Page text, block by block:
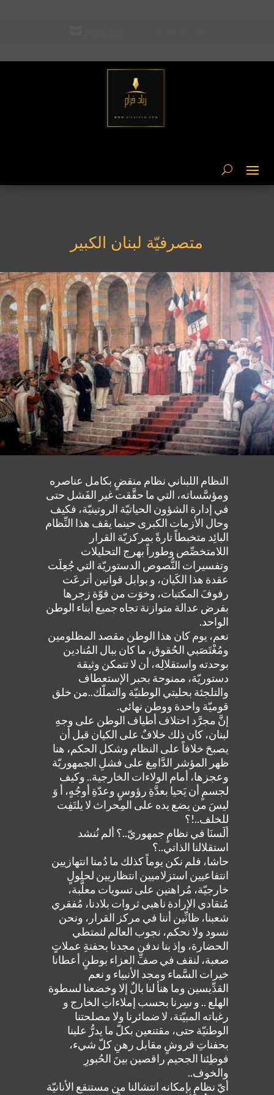
متصرفيّة لبنان الكبير
النظام اللبناني نظام منقضٍ بكامل عناصره
ومؤسَّساته، التي ما حقَّقت غير الفَشل حتى
في إدارة الشؤون الحياتيّة الروتينيّة، فكيف
وحال الأزمات الكبرى حينما يقف هذا النِّظام
البائِد متخبطاً تارةً بمركزيّة القرار
اللامتخصِّص وطوراً بهرج التحليلات
وتفسيرات النُّصوص الدستوريّة التي جُعِلَت
عقدة هذا الكَيان، و بوابل قوانين أترعَت
رفوفَ المكتبات، وخوَت من قوّة زجرها
بفرض عدالة متوازنة تجاه جميع أبناء الوطن
الواحد.
نعم، يوم كان هذا الوطن مقصد المظلومين
ومُغْتَصَبي الحُقوق، ما كان ببال المُنادين
بوحدته واستقلالِه، أن لا تتمكن وثيقة
دستوريّة، ممنوحة بحبر الإستعطاف
والتلجئة بحليتي الوطنيّة والتملّك..من خلق
قوميّة واحدة ووطن نهائي.
إنَّ مجرَّد اختلاف أطياف الوطن على وجهِ
لبنان، كان ذلك خلافٌ على الكيان قبل أن
يصبحَ خلافاً على النظام وشكل الحكم، هنا
ظهر المؤشر الدَّامِغ على فشلِ الجمهوريّة
وعجزها، أمام الولاءات الخارجية.. وكيف
لجسمٍ أن يَحيا بعدَّةِ رؤوسٍ وعدّةِ أوجُهٍ، أ وَ
ليسَ من يضع يده على المِحراث لا يلتَفِت
للخلف..!؟
ألَسنَا في نظامٍ جمهوريّ..؟ ألم نُنشد
استقلالنا الذاتي..؟
حاشا، فلم نكن يوماً كذلك ما دُمنا انتهازيين
انتفاعيين استزلاميين انتظاريين لحلولٍ
خارجيّة، مُراهنين على تسويات معلَّبة،
مُنقادي الإرادة ناهبي ثروات بلادنا، مُفقري
شعبنا، ظانِّين أننا في مركز القرار، ونحن
نسود ولا نحكم، نجوب العالم لنمتطي
الحضارة، وإذ بنا ندفن مجدنا بحفنةِ عملاتٍ
صعبة، لنقف في صفِّ العزاء بوطنٍ أعطانا
خيرات السَّماء ومجد الأنبياء و نعم
القدِّيسين وما هنأ لنا بالٌ إلا وخضعنا لسطوة
الهلع .. و سِرنا بحسب إملاءاتِ الخارج و
رغباته المبيّتة، لا ضمائرنا ولا مصلحتنا
الوطنيّة حتى، مقتنعين بكلّ ما يدرُّ علينا
بحفناتِ قروشٍ مقابل رهنِ كلّ شيء،
فوطِئنا الجحيم راقصين بينَ الحُبورِ
والخوف..
أيّ نظامٍ بإمكانه انتشالنا من مستنقع الأنانيّة